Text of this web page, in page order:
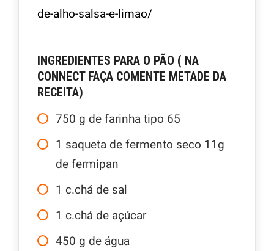
de-alho-salsa-e-limao/
INGREDIENTES PARA O PÃO ( NA
CONNECT FAÇA COMENTE METADE DA
RECEITA)
750 g de farinha tipo 65
1 saqueta de fermento seco 11g
de fermipan
1 c.chá de sal
1 c.chá de açúcar
450 g de água